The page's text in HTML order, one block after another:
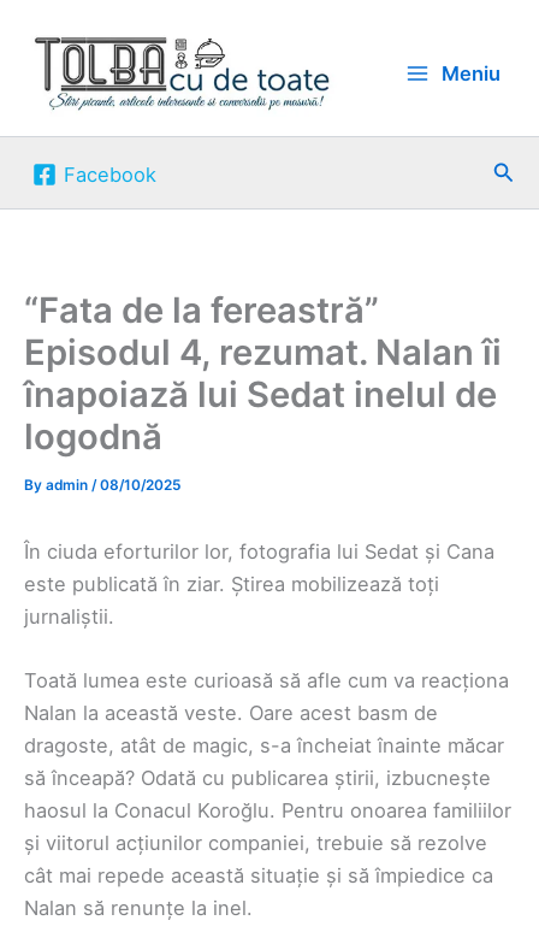
content
Meniu
Facebook
“Fata de la fereastră”
Episodul 4, rezumat. Nalan îi
înapoiază lui Sedat inelul de
logodnă
By admin /08/10/2025
În ciuda eforturilor lor, fotografia lui Sedat și Cana
este publicată în ziar. Știrea mobilizează toți
jurnaliștii.
Toată lumea este curioasă să afle cum va reacționa
Nalan la această veste. Oare acest basm de
dragoste, atât de magic, s-a încheiat înainte măcar
să înceapă? Odată cu publicarea știrii, izbucnește
haosul la Conacul Koroğlu. Pentru onoarea familiilor
și viitorul acțiunilor companiei, trebuie să rezolve
cât mai repede această situație și să împiedice ca
Nalan să renunțe la inel.